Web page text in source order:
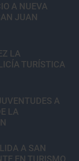
A NUEVA
JUAN
LA
TURÍSTICA
A
LA
A SAN
EN TURISMO